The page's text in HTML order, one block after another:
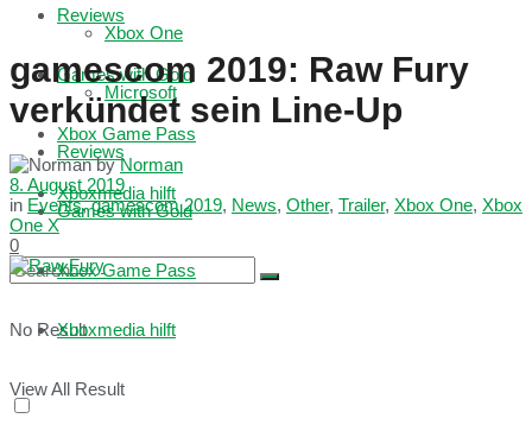
Reviews
Games with Gold
Xbox Game Pass
Xboxmedia hilft
No Result
View All Result
Xbox One
Microsoft
Reviews
Games with Gold
Xbox Game Pass
Xboxmedia hilft
gamescom 2019: Raw Fury
verkündet sein Line-Up
by Norman
8. August 2019
in Events,gamescom 2019, News, Other, Trailer, Xbox One, Xbox
One X
0